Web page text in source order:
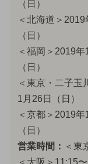
（日）
＜北海道＞
（日）
＜福岡＞2019
（日）
＜東京・二子玉
1月26日（日）
＜京都＞2019
（日）
営業時間： ＜東